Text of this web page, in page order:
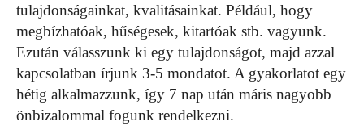
tulajdonságainkat, kvalitásainkat. Például, hogy
megbízhatóak, hűségesek, kitartóak stb. vagyunk.
Ezután válasszunk ki egy tulajdonságot, majd azzal
kapcsolatban írjunk 3-5 mondatot. A gyakorlatot egy
hétig alkalmazzunk, így 7 nap után máris nagyobb
önbizalommal fogunk rendelkezni.